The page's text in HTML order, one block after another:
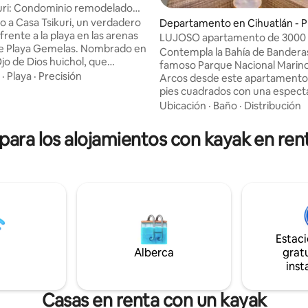
de 5; 26 evaluaciones
Condominio remodelado
playa de Gemelas
a Casa Tsikuri, un verdadero
a la playa en las arenas
Playa Gemelas. Nombrado en
de Dios huichol, que
protección y el equilibrio,
esnórquel en Puerto Vallarta.
de la Zona Romántica,
· Playa · Precisión
Departamento en Cihuatlán -
erto Vallarta 2548
LUJOSO apartamento de 3000
cuadrados frente a la playa
Contempla la Bahía de
famoso Parque Nacional
Arcos desde este
pies cuadrados con una
terraza amueblada frente al
huéspedes disfrutarán de
exclusivos en el club de playa
servicio de conserjería en el
estacionamiento y seguridad
con entrada controlada.
Ubicación · Baño · Distribución
los alojamientos con kayak en
Alberca
Casas en renta con un kayak